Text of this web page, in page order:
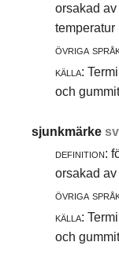
orsakad
temperatur
övriga
källa:
och
sjunkmärke
definition:
orsakad
övriga
källa:
och